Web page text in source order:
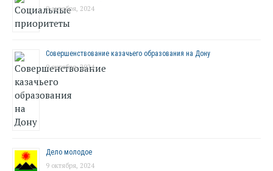
9 октября, 2024
Совершенствование казачьего образования на Дону
9 октября, 2024
Дело молодое
9 октября, 2024